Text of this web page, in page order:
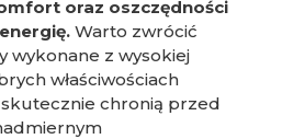
oraz oszczędności
Warto zwrócić
wykonane z wysokiej
właściwościach
chronią przed